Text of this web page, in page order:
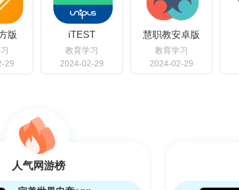
版
29
iTEST
教育学习
2024-02-29
慧职教安卓版
教育学习
2024-02-29
人气网游榜